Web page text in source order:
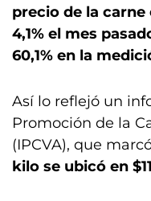
precio de la
4,1% el mes
60,1% en la
Así lo reflejó un
Promoción de la
(IPCVA), que
kilo se ubicó en